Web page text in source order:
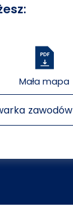
Mała mapa
zawodów